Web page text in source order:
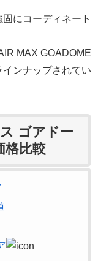
にコーディネート
MAX GOADOME
インナップされてい
ゴアドー
格比較